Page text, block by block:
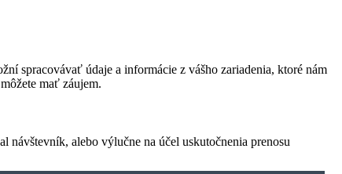
spracovávať údaje a informácie z vášho zariadenia, ktoré nám
mať záujem.
alebo výlučne na účel uskutočnenia prenosu